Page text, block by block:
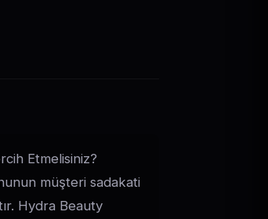
Etmelisiniz?
müşteri sadakati
Hydra Beauty